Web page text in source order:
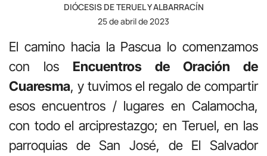
DIÓCESIS DE TERUEL Y ALBARRACÍN
25 de abril de 2023
El camino hacia la Pascua lo comenzamos
con los Encuentros de Oración de
Cuaresma, y tuvimos el regalo de compartir
esos encuentros / lugares en Calamocha,
con todo el arciprestazgo; en Teruel, en las
parroquias de San José, de El Salvador